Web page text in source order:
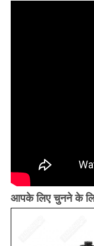
आपके लिए चुनने के